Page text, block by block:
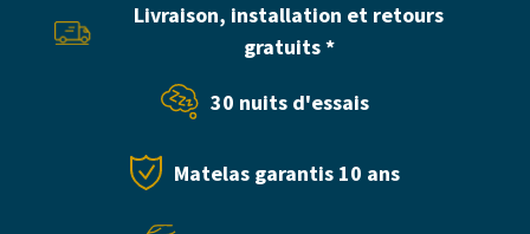
180x200cm
Livraison, installation et retours
gratuits *
30 nuits d'essais
Matelas garantis 10 ans